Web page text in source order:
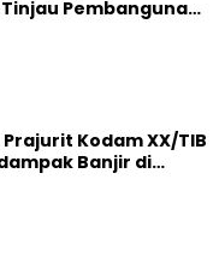
Pembangunan
Kodam XX/TIB
Banjir di